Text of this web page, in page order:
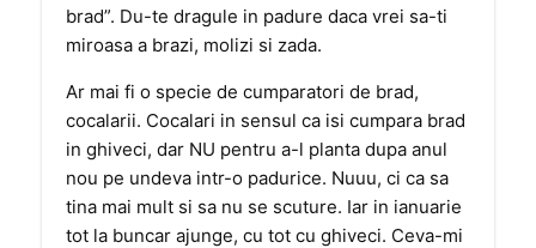
brad”. Du-te dragule in padure daca vrei sa-ti
miroasa a brazi, molizi si zada.
Ar mai fi o specie de cumparatori de brad,
cocalarii. Cocalari in sensul ca isi cumpara brad
in ghiveci, dar NU pentru a-l planta dupa anul
nou pe undeva intr-o padurice. Nuuu, ci ca sa
tina mai mult si sa nu se scuture. Iar in ianuarie
tot la buncar ajunge, cu tot cu ghiveci. Ceva-mi